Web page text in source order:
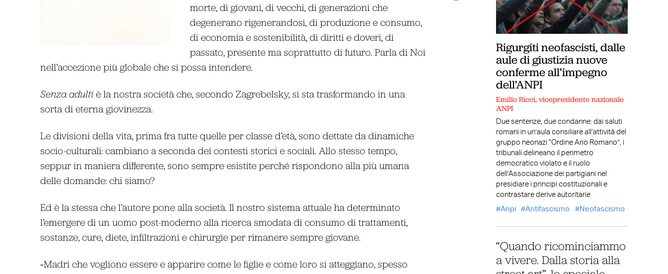
morte, di giovani, di vecchi, di generazioni che
degenerano rigenerandosi, di produzione e consumo,
di economia e sostenibilità, di diritti e doveri, di
passato, presente ma soprattutto di futuro. Parla di Noi
nell’accezione più globale che si possa intendere.
Senza adultiè la nostra società che, secondo Zagrebelsky, si sta trasformando in una
sorta di eterna giovinezza.
Le divisioni della vita, prima fra tutte quelle per classe d’età, sono dettate da dinamiche
socio-culturali: cambiano a seconda dei contesti storici e sociali. Allo stesso tempo,
seppur in maniera differente, sono sempre esistite perché rispondono alla più umana
delle domande: chi siamo?
Ed è la stessa che l’autore pone alla società. Il nostro sistema attuale ha determinato
l’emergere di un uomo post-moderno alla ricerca smodata di consumo di trattamenti,
sostanze, cure, diete, infiltrazioni e chirurgie per rimanere sempre giovane.
«Madri che vogliono essere e apparire come le figlie e come loro si atteggiano, spesso
Rigurgiti neofascisti, dalle
aule di giustizia nuove
conferme all’impegno
dell’ANPI
Emilio Ricci, vicepresidente nazionale
ANPI
Due sentenze, due condanne: dai saluti
romani in un’aula consiliare all’attività del
gruppo neonazi “Ordine Ario Romano”, i
tribunali delineano il perimetro
democratico violato e il ruolo
dell’Associazione dei partigiani nel
presidiare i principi costituzionali e
contrastare derive autoritarie
Anpi
Antifascismo Neofascismo
“Quando ricominciammo
a vivere. Dalla storia alla